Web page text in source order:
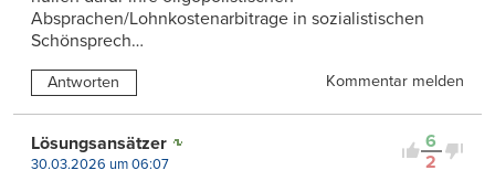
Absprachen/Lohnkostenarbitrage in sozialistischen
Schönsprech…
Antworten Kommentar melden
6
2
Lösungsansätzer
30.03.2026 um 06:07